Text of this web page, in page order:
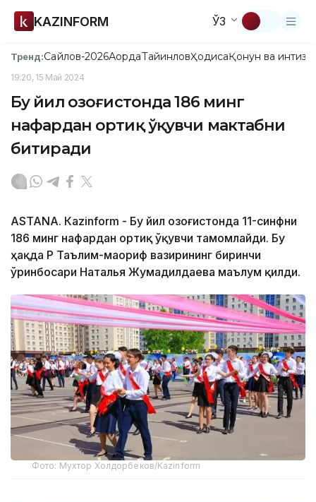
KAZINFORM ЎЗ
Тренд:Сайлов-2026АқордаТайинловҲодисаҚонун ва
19:20, 15 Май 2024
Бу йил Қозоғистонда 186 минг
нафардан ортиқ ўқувчи мактабни
битиради
ASTANА. Кazinform - Бу йил Қозоғистонда 11-синфни
186 минг нафардан ортиқ ўқувчи тамомлайди. Бу
ҳақда ҚР Таълим-маориф вазирининг биринчи
ўринбосари Наталья Жумадилдаева маълум қилди.
Фото: Мухтор Холдорбеков/Kazinform